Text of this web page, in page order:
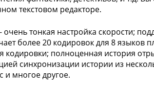
текстовом редакторе.
тонкая настройка скорости;
более 20 кодировок для 8
кодировки; полноценная история
синхронизации истории из
и многое другое.